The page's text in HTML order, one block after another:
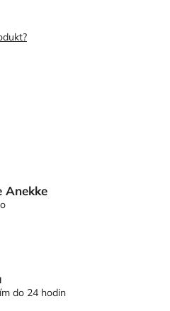
Anekke
do 24 hodin